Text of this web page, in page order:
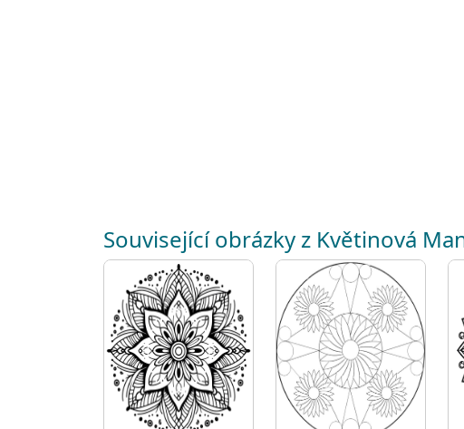
Související obrázky z Květinová